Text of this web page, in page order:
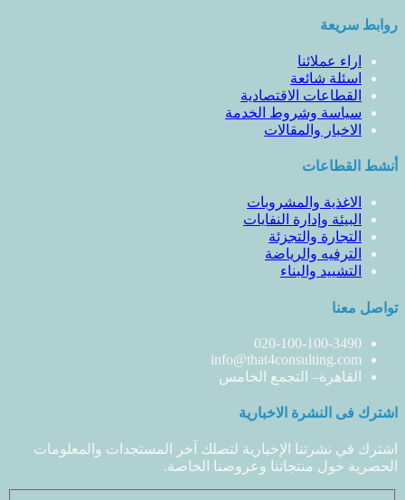
روابط سريعة
اراء عملائنا
اسئلة شائعة
القطاعات الاقتصادية
سياسة وشروط الخدمة
الاخبار والمقالات
أنشط القطاعات
الاغذية والمشروبات
البيئة وإدارة النفايات
التجارة والتجزئة
الترفيه والرياضة
التشييد والبناء
تواصل معنا
020-100-100-3490
info@that4consulting.com
القاهرة– التجمع الخامس
اشترك فى النشرة الاخبارية
اشترك في نشرتنا الإخبارية لتصلك آخر المستجدات والمعلومات
الحصرية حول منتجاتنا وعروضنا الخاصة.